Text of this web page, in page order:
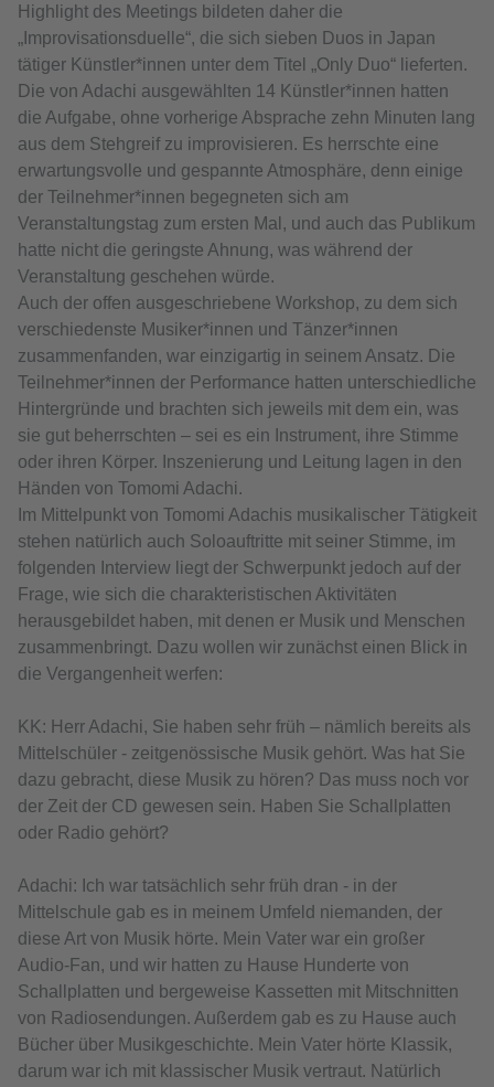
Highlight des Meetings bildeten daher die
„Improvisationsduelle“, die sich sieben Duos in Japan
tätiger Künstler*innen unter dem Titel „Only Duo“ lieferten.
Die von Adachi ausgewählten 14 Künstler*innen hatten
die Aufgabe, ohne vorherige Absprache zehn Minuten lang
aus dem Stehgreif zu improvisieren. Es herrschte eine
erwartungsvolle und gespannte Atmosphäre, denn einige
der Teilnehmer*innen begegneten sich am
Veranstaltungstag zum ersten Mal, und auch das Publikum
hatte nicht die geringste Ahnung, was während der
Veranstaltung geschehen würde.
Auch der offen ausgeschriebene Workshop, zu dem sich
verschiedenste Musiker*innen und Tänzer*innen
zusammenfanden, war einzigartig in seinem Ansatz. Die
Teilnehmer*innen der Performance hatten unterschiedliche
Hintergründe und brachten sich jeweils mit dem ein, was
sie gut beherrschten – sei es ein Instrument, ihre Stimme
oder ihren Körper. Inszenierung und Leitung lagen in den
Händen von Tomomi Adachi.
Im Mittelpunkt von Tomomi Adachis musikalischer Tätigkeit
stehen natürlich auch Soloauftritte mit seiner Stimme, im
folgenden Interview liegt der Schwerpunkt jedoch auf der
Frage, wie sich die charakteristischen Aktivitäten
herausgebildet haben, mit denen er Musik und Menschen
zusammenbringt. Dazu wollen wir zunächst einen Blick in
die Vergangenheit werfen:
KK: Herr Adachi, Sie haben sehr früh – nämlich bereits als
Mittelschüler - zeitgenössische Musik gehört. Was hat Sie
dazu gebracht, diese Musik zu hören? Das muss noch vor
der Zeit der CD gewesen sein. Haben Sie Schallplatten
oder Radio gehört?
Adachi: Ich war tatsächlich sehr früh dran - in der
Mittelschule gab es in meinem Umfeld niemanden, der
diese Art von Musik hörte. Mein Vater war ein großer
Audio-Fan, und wir hatten zu Hause Hunderte von
Schallplatten und bergeweise Kassetten mit Mitschnitten
von Radiosendungen. Außerdem gab es zu Hause auch
Bücher über Musikgeschichte. Mein Vater hörte Klassik,
darum war ich mit klassischer Musik vertraut. Natürlich